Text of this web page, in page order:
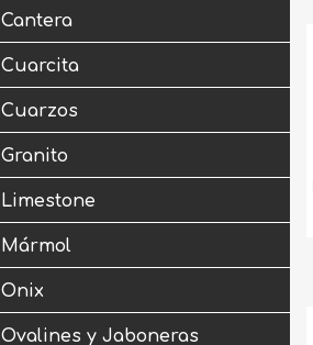
Cantera
Cuarcita
Cuarzos
Granito
Limestone
Mármol
Onix
Ovalines y Jaboneras